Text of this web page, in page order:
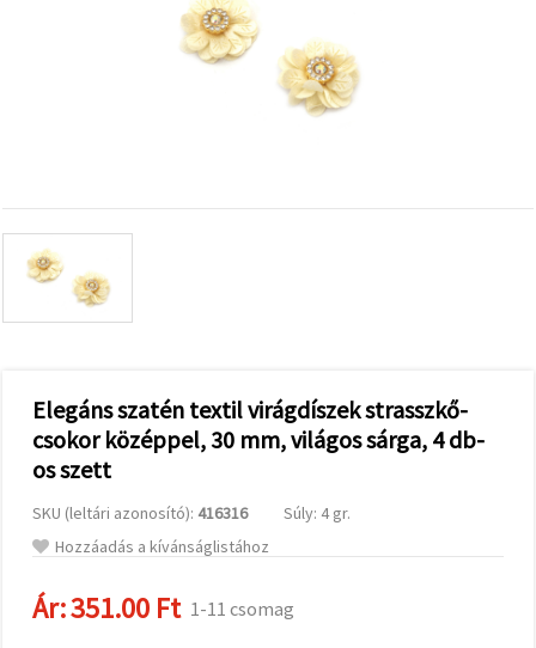
a
valamint
relevánsabb
tartalmat
hirdetéseket
analitikai és
marketingpartnereink
segítségével
elfogadása"
gombra
kattintva
elfogadhatja
sütit, vagy
Elegáns szatén textil virágdíszek strasszkő-
csokor középpel, 30 mm, világos sárga, 4 db-
os szett
SKU (leltári azonosító): 416316
Súly: 4 gr.
Hozzáadás a kívánságlistához
Ár:351.00 Ft 1-11 csomag